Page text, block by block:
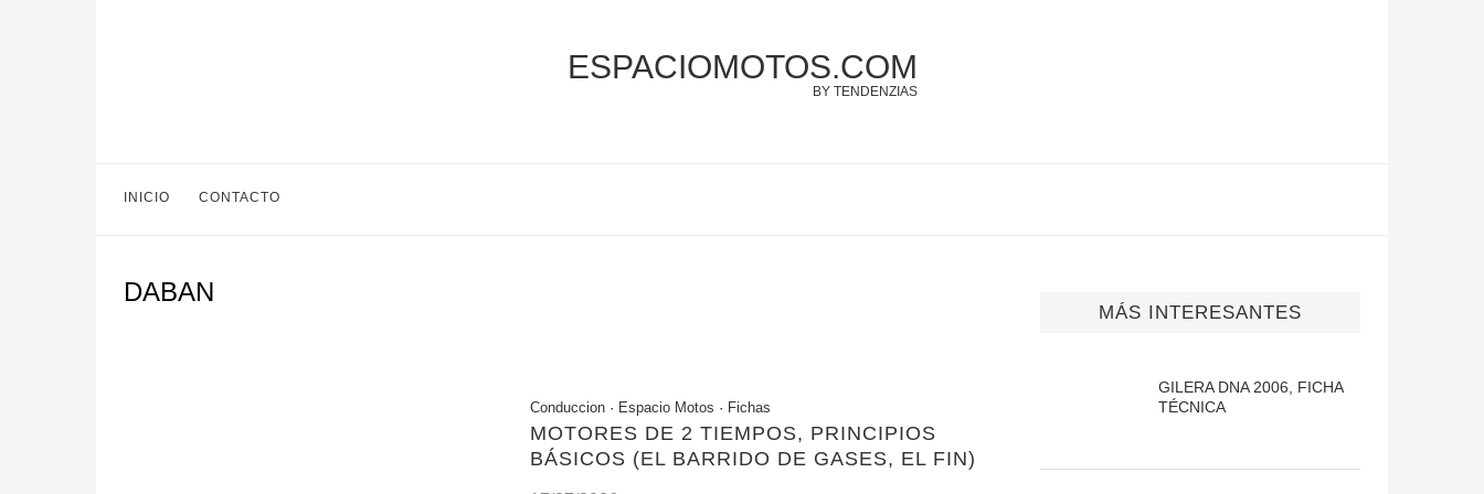
ESPACIOMOTOS.COM
BY TENDENZIAS
INICIO CONTACTO
DABAN
Conduccion· Espacio Motos · Fichas
MOTORES DE 2 TIEMPOS, PRINCIPIOS
BÁSICOS (EL BARRIDO DE GASES, EL FIN)
MÁS INTERESANTES
GILERA DNA 2006, FICHA
TÉCNICA